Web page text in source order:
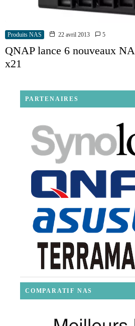
Produits NAS 22 avril 2013 5
QNAP lance 6 nouveaux
x21
PARTENAIRES
COMPARATIF NAS